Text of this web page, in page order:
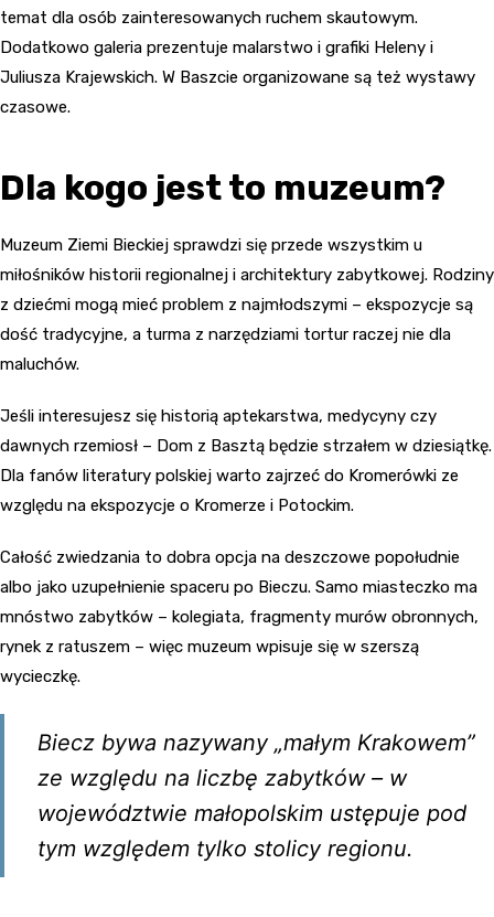
temat dla osób zainteresowanych ruchem skautowym.
Dodatkowo galeria prezentuje malarstwo i grafiki Heleny i
Juliusza Krajewskich. W Baszcie organizowane są też wystawy
czasowe.
Dla kogo jest to muzeum?
Muzeum Ziemi Bieckiej sprawdzi się przede wszystkim u
miłośników historii regionalnej i architektury zabytkowej. Rodziny
z dziećmi mogą mieć problem z najmłodszymi – ekspozycje są
dość tradycyjne, a turma z narzędziami tortur raczej nie dla
maluchów.
Jeśli interesujesz się historią aptekarstwa, medycyny czy
dawnych rzemiosł – Dom z Basztą będzie strzałem w dziesiątkę.
Dla fanów literatury polskiej warto zajrzeć do Kromerówki ze
względu na ekspozycje o Kromerze i Potockim.
Całość zwiedzania to dobra opcja na deszczowe popołudnie
albo jako uzupełnienie spaceru po Bieczu. Samo miasteczko ma
mnóstwo zabytków – kolegiata, fragmenty murów obronnych,
rynek z ratuszem – więc muzeum wpisuje się w szerszą
wycieczkę.
Biecz bywa nazywany „małym Krakowem”
ze względu na liczbę zabytków – w
województwie małopolskim ustępuje pod
tym względem tylko stolicy regionu.